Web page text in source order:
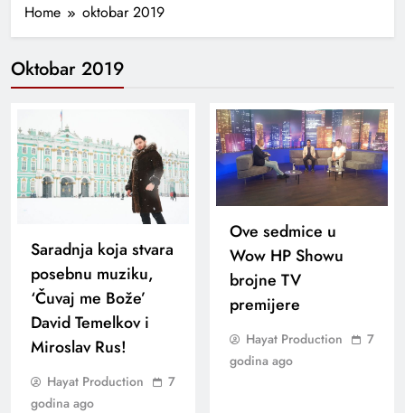
Home oktobar 2019
Oktobar 2019
Saradnja koja stvara
posebnu muziku,
‘Čuvaj me Bože’
David Temelkov i
Miroslav Rus!
Hayat Production
7
godina ago
Ove sedmice u
Wow HP Showu
brojne TV
premijere
Hayat Production
7
godina ago